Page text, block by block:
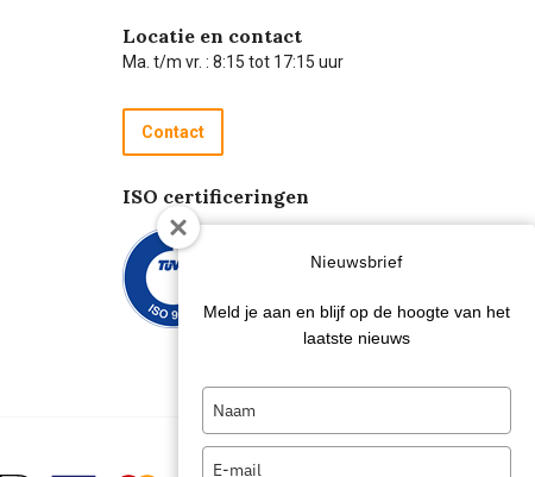
Locatie en contact
Ma. t/m vr. : 8:15 tot 17:15 uur
Contact
ISO certificeringen
Nieuwsbrief
Meld je aan en blijf op de hoogte van het
laatste nieuws
name